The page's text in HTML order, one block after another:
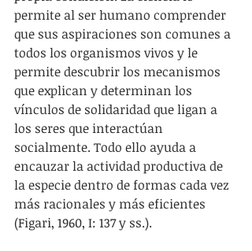
permite al ser humano comprender
que sus aspiraciones son comunes a
todos los organismos vivos y le
permite descubrir los mecanismos
que explican y determinan los
vínculos de solidaridad que ligan a
los seres que interactúan
socialmente. Todo ello ayuda a
encauzar la actividad productiva de
la especie dentro de formas cada vez
más racionales y más eficientes
(Figari, 1960, I: 137 y ss.).